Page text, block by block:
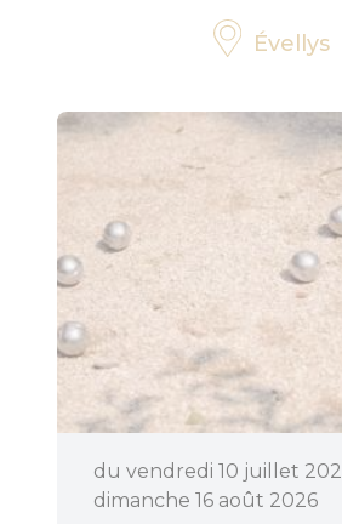
Évellys
du vendredi 10 juillet
dimanche 16 août 2026